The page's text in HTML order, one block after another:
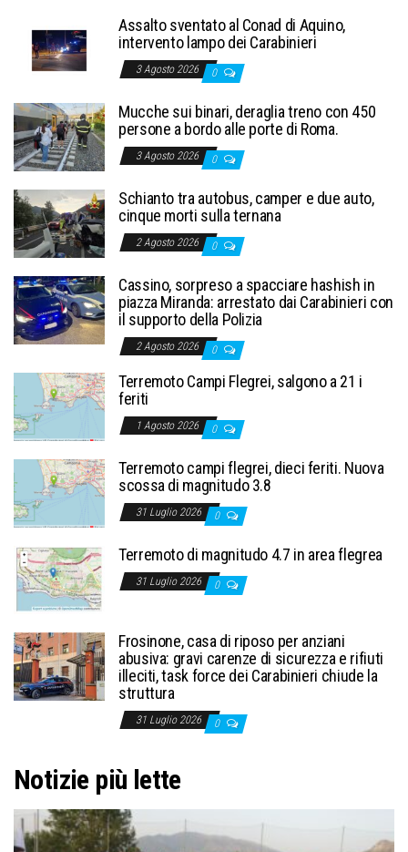
Assalto sventato al Conad di Aquino,
intervento lampo dei Carabinieri
3 Agosto 2026 0
Mucche sui binari, deraglia treno con 450
persone a bordo alle porte di Roma.
3 Agosto 2026 0
Schianto tra autobus, camper e due auto,
cinque morti sulla ternana
2 Agosto 2026 0
Cassino, sorpreso a spacciare hashish in
piazza Miranda: arrestato dai Carabinieri con
il supporto della Polizia
2 Agosto 2026 0
Terremoto Campi Flegrei, salgono a 21 i
feriti
1 Agosto 2026 0
Terremoto campi flegrei, dieci feriti. Nuova
scossa di magnitudo 3.8
31 Luglio 2026 0
Terremoto di magnitudo 4.7 in area flegrea
31 Luglio 2026 0
Frosinone, casa di riposo per anziani
abusiva: gravi carenze di sicurezza e rifiuti
illeciti, task force dei Carabinieri chiude la
struttura
31 Luglio 2026 0
Notizie più lette